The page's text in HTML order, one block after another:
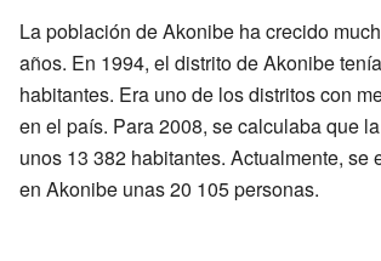
La población de Akonibe ha crecido
años. En 1994, el distrito de Akonibe
habitantes. Era uno de los distritos con
en el país. Para 2008, se calculaba que
unos 13 382 habitantes. Actualmente, se
en Akonibe unas 20 105 personas.